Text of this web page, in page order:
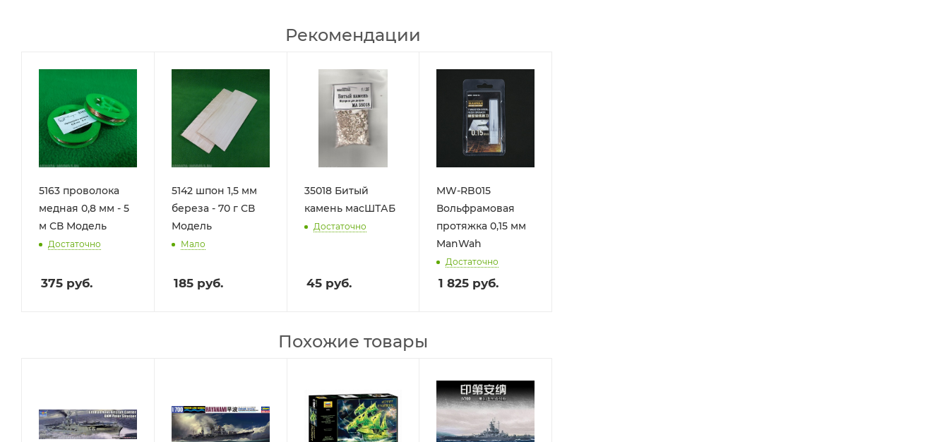
Рекомендации
5163 проволока
медная 0,8 мм - 5
м СВ Модель
Достаточно
375 руб.
5142 шпон 1,5 мм
береза - 70 г СВ
Модель
Мало
185руб.
35018 Битый
камень масШТАБ
Достаточно
45руб.
MW-RB015
Вольфрамовая
протяжка 0,15 мм
ManWah
Достаточно
1 825 руб.
Похожие товары